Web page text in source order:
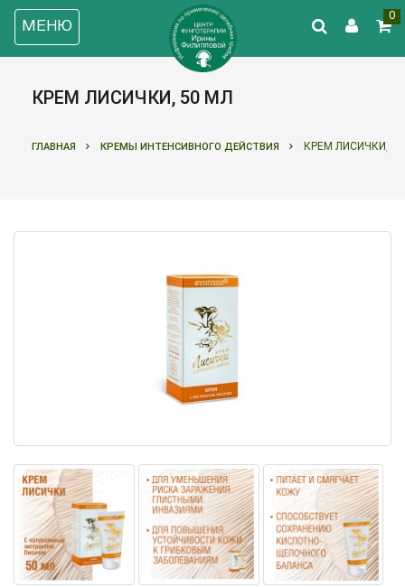
МЕНЮ
0
КРЕМ ЛИСИЧКИ, 50 МЛ
ГЛАВНАЯ КРЕМЫ ИНТЕНСИВНОГО ДЕЙСТВИЯ КРЕМ ЛИСИЧКИ,